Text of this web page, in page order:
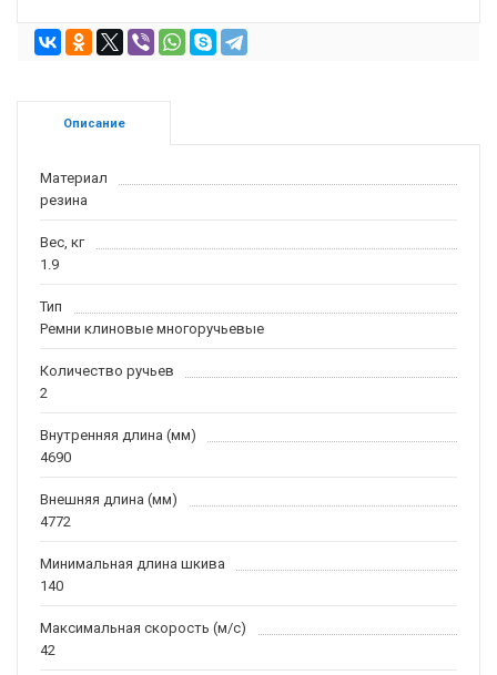
Описание
Материал
резина
Вес, кг
1.9
Тип
Ремни клиновые многоручьевые
Количество ручьев
2
Внутренняя длина (мм)
4690
Внешняя длина (мм)
4772
Минимальная длина шкива
140
Максимальная скорость (м/c)
42